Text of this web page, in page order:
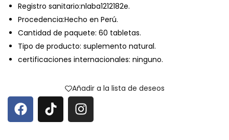
Registro sanitario:nlaba1212182e.
Procedencia:Hecho en Perú.
Cantidad de paquete: 60 tabletas.
Tipo de producto: suplemento natural.
certificaciones internacionales: ninguno.
Añadir a la lista de deseos